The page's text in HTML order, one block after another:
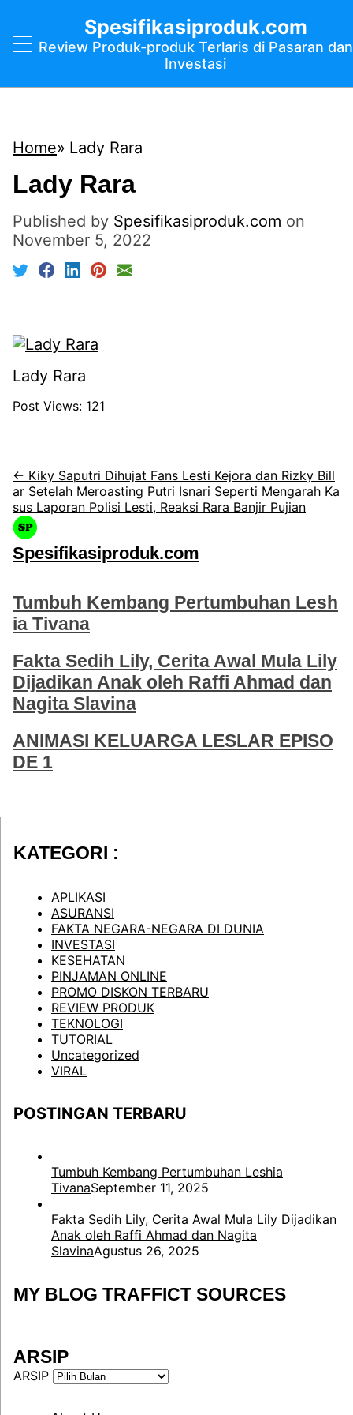
Spesifikasiproduk.com
Review Produk-produk Terlaris di Pasaran dan
Investasi
Home Lady Rara
Lady Rara
Published by Spesifikasiproduk.com on
November 5, 2022
Lady Rara
Post Views: 121
← Kiky Saputri Dihujat Fans Lesti Kejora dan Rizky Bill
ar Setelah Meroasting Putri Isnari Seperti Mengarah Ka
sus Laporan Polisi Lesti, Reaksi Rara Banjir Pujian
Spesifikasiproduk.com
Tumbuh Kembang Pertumbuhan Lesh
ia Tivana
Fakta Sedih Lily, Cerita Awal Mula Lily
Dijadikan Anak oleh Raffi Ahmad dan
Nagita Slavina
ANIMASI KELUARGA LESLAR EPISO
DE 1
KATEGORI :
APLIKASI
ASURANSI
FAKTA NEGARA-NEGARA DI DUNIA
INVESTASI
KESEHATAN
PINJAMAN ONLINE
PROMO DISKON TERBARU
REVIEW PRODUK
TEKNOLOGI
TUTORIAL
Uncategorized
VIRAL
POSTINGAN TERBARU
Tumbuh Kembang Pertumbuhan Leshia
TivanaSeptember 11, 2025
Fakta Sedih Lily, Cerita Awal Mula Lily Dijadikan
Anak oleh Raffi Ahmad dan Nagita
SlavinaAgustus 26, 2025
MY BLOG TRAFFICT SOURCES
ARSIP
ARSIP